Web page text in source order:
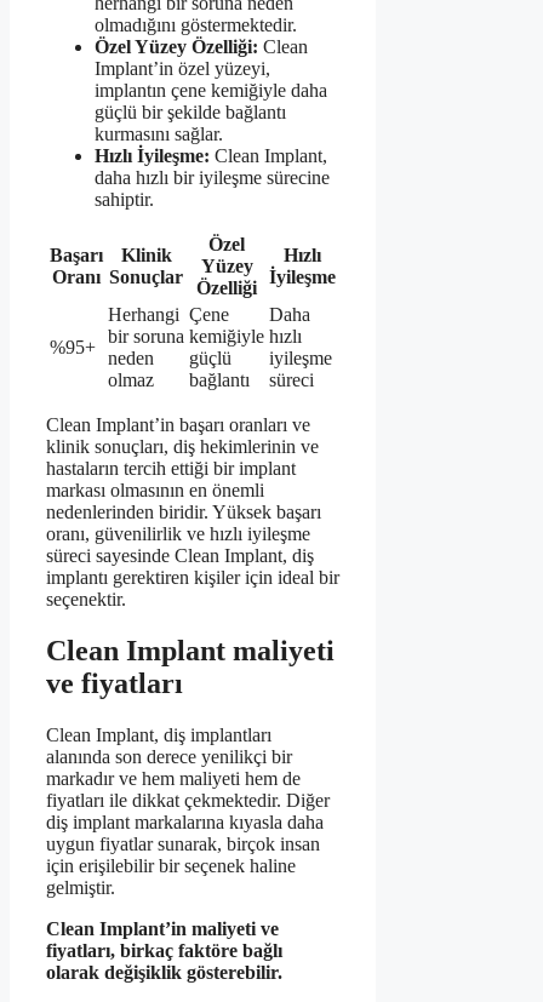
olmadığını göstermektedir.
Özel Yüzey Özelliği: Clean
Implant’in özel yüzeyi,
implantın çene kemiğiyle daha
güçlü bir şekilde bağlantı
kurmasını sağlar.
Hızlı İyileşme: Clean Implant,
daha hızlı bir iyileşme sürecine
sahiptir.
Başarı
Oranı
Klinik
Sonuçlar
Özel
Yüzey
Özelliği
Hızlı
İyileşme
%95+
Herhangi
bir soruna
neden
olmaz
Çene
kemiğiyle
güçlü
bağlantı
Daha
hızlı
iyileşme
süreci
Clean Implant’in başarı oranları ve
klinik sonuçları, diş hekimlerinin ve
hastaların tercih ettiği bir implant
markası olmasının en önemli
nedenlerinden biridir. Yüksek başarı
oranı, güvenilirlik ve hızlı iyileşme
süreci sayesinde Clean Implant, diş
implantı gerektiren kişiler için ideal bir
seçenektir.
Clean Implant maliyeti
ve fiyatları
Clean Implant, diş implantları
alanında son derece yenilikçi bir
markadır ve hem maliyeti hem de
fiyatları ile dikkat çekmektedir. Diğer
diş implant markalarına kıyasla daha
uygun fiyatlar sunarak, birçok insan
için erişilebilir bir seçenek haline
gelmiştir.
Clean Implant’in maliyeti ve
fiyatları, birkaç faktöre bağlı
olarak değişiklik gösterebilir.